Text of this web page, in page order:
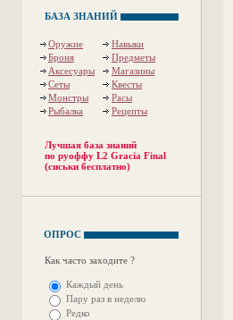
БАЗА ЗНАНИЙ
Оружие
Навыки
Броня
Предметы
Аксесуары
Магазины
Сеты
Квесты
Монстры
Расы
Рыбалка
Рецепты
Лучшая база знаний
по руоффу L2 Gracia Final
(сиськи бесплатно)
ОПРОС
Как часто заходите ?
Каждый день
Пару раз в неделю
Редко